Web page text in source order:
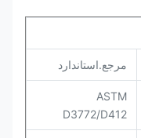
مرجع.استاندارد
ASTM
D3772/D412